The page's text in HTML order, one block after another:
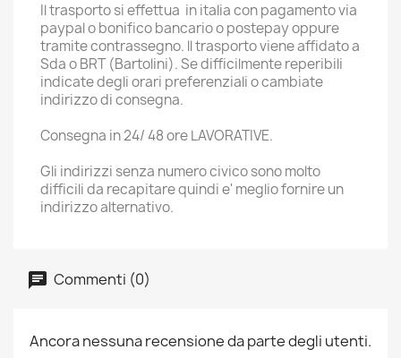
Il trasporto si effettua in italia con pagamento via
paypal o bonifico bancario o postepay oppure
tramite contrassegno. ll trasporto viene affidato a
Sda o BRT (Bartolini). Se difficilmente reperibili
indicate degli orari preferenziali o cambiate
indirizzo di consegna.
Consegna in 24/ 48 ore LAVORATIVE.
Gli indirizzi senza numero civico sono molto
difficili da recapitare quindi e' meglio fornire un
indirizzo alternativo.
Commenti (0)
Ancora nessuna recensione da parte degli utenti.